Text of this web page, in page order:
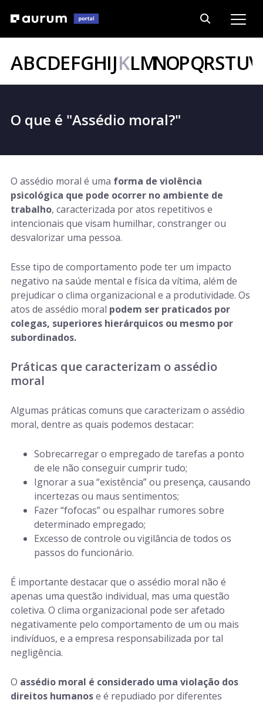
ABCDEFGHIJKLMNOPQRSTUV
O que é "Assédio moral?"
O assédio moral é uma forma de violência
psicológica que pode ocorrer no ambiente de
trabalho, caracterizada por atos repetitivos e
intencionais que visam humilhar, constranger ou
desvalorizar uma pessoa.
Esse tipo de comportamento pode ter um impacto
negativo na saúde mental e física da vítima, além de
prejudicar o clima organizacional e a produtividade. Os
atos de assédio moral podem ser praticados por
colegas, superiores hierárquicos ou mesmo por
subordinados.
Práticas que caracterizam o assédio
moral
Algumas práticas comuns que caracterizam o assédio
moral, dentre as quais podemos destacar:
Sobrecarregar o empregado de tarefas a ponto
de ele não conseguir cumprir tudo;
Ignorar a sua “existência” ou presença, causando
incertezas ou maus sentimentos;
Fazer “fofocas” ou espalhar rumores sobre
determinado empregado;
Excesso de controle ou vigilância de todos os
passos do funcionário.
É importante destacar que o assédio moral não é
apenas uma questão individual, mas uma questão
coletiva. O clima organizacional pode ser afetado
negativamente pelo comportamento de um ou mais
indivíduos, e a empresa responsabilizada por tal
negligência.
O assédio moral é considerado uma violação dos
direitos humanose é repudiado por diferentes